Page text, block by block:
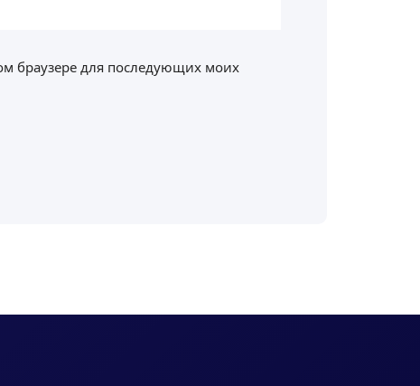
браузере для последующих моих